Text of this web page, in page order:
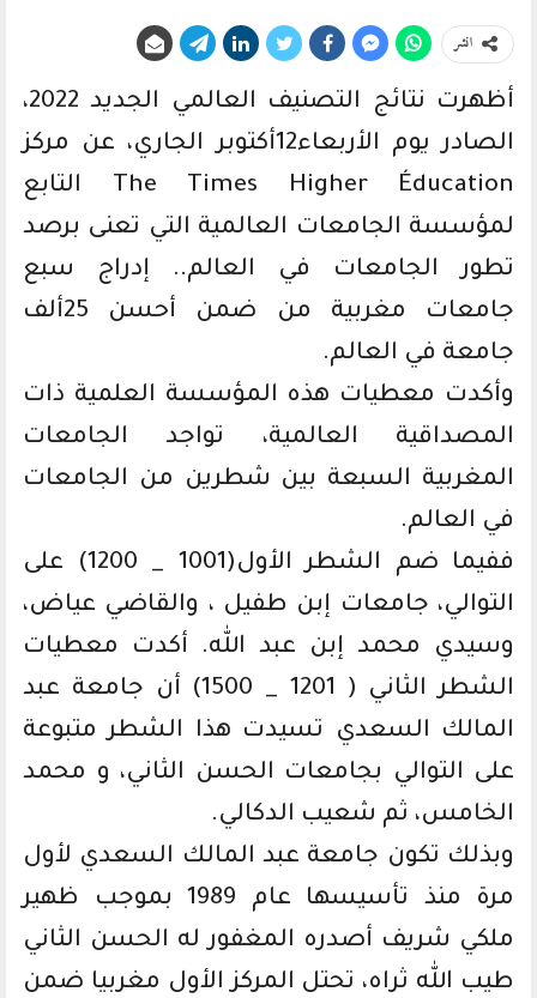
انشر
أظهرت نتائج التصنيف العالمي الجديد 2022،
الصادر يوم الأربعاء12أكتوبر الجاري، عن مركز
The Times Higher Éducation التابع
لمؤسسة الجامعات العالمية التي تعنى برصد
تطور الجامعات في العالم.. إدراج سبع
جامعات مغربية من ضمن أحسن 25ألف
جامعة في العالم.
وأكدت معطيات هذه المؤسسة العلمية ذات
المصداقية العالمية، تواجد الجامعات
المغربية السبعة بين شطرين من الجامعات
في العالم.
ففيما ضم الشطر الأول(1001 _ 1200) على
التوالي، جامعات إبن طفيل ، والقاضي عياض،
وسيدي محمد إبن عبد الله. أكدت معطيات
الشطر الثاني ( 1201 _ 1500) أن جامعة عبد
المالك السعدي تسيدت هذا الشطر متبوعة
على التوالي بجامعات الحسن الثاني، و محمد
الخامس، ثم شعيب الدكالي.
وبذلك تكون جامعة عبد المالك السعدي لأول
مرة منذ تأسيسها عام 1989 بموجب ظهير
ملكي شريف أصدره المغفور له الحسن الثاني
طيب الله ثراه، تحتل المركز الأول مغربيا ضمن